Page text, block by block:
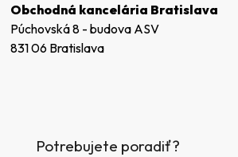
Obchodná kancelária Bratislava
Púchovská 8 - budova ASV
831 06 Bratislava
Potrebujete poradiť?